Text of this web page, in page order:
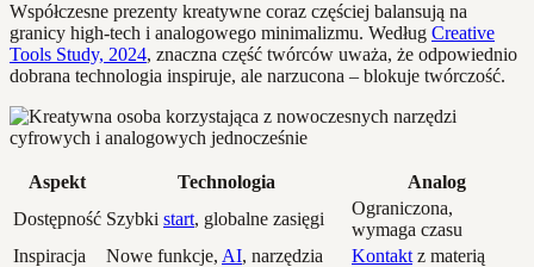
Współczesne prezenty kreatywne coraz częściej balansują na
granicy high-tech i analogowego minimalizmu. Według Creative
Tools Study, 2024, znaczna część twórców uważa, że odpowiednio
dobrana technologia inspiruje, ale narzucona – blokuje twórczość.
Aspekt Technologia
Analog
Dostępność Szybki start, globalne zasięgi
Ograniczona,
wymaga czasu
Inspiracja
Nowe funkcje, AI, narzędzia Kontakt z materią